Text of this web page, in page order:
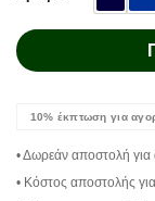
10% έκπτωση για
• Δωρεάν αποστολή
• Κόστος αποστολής